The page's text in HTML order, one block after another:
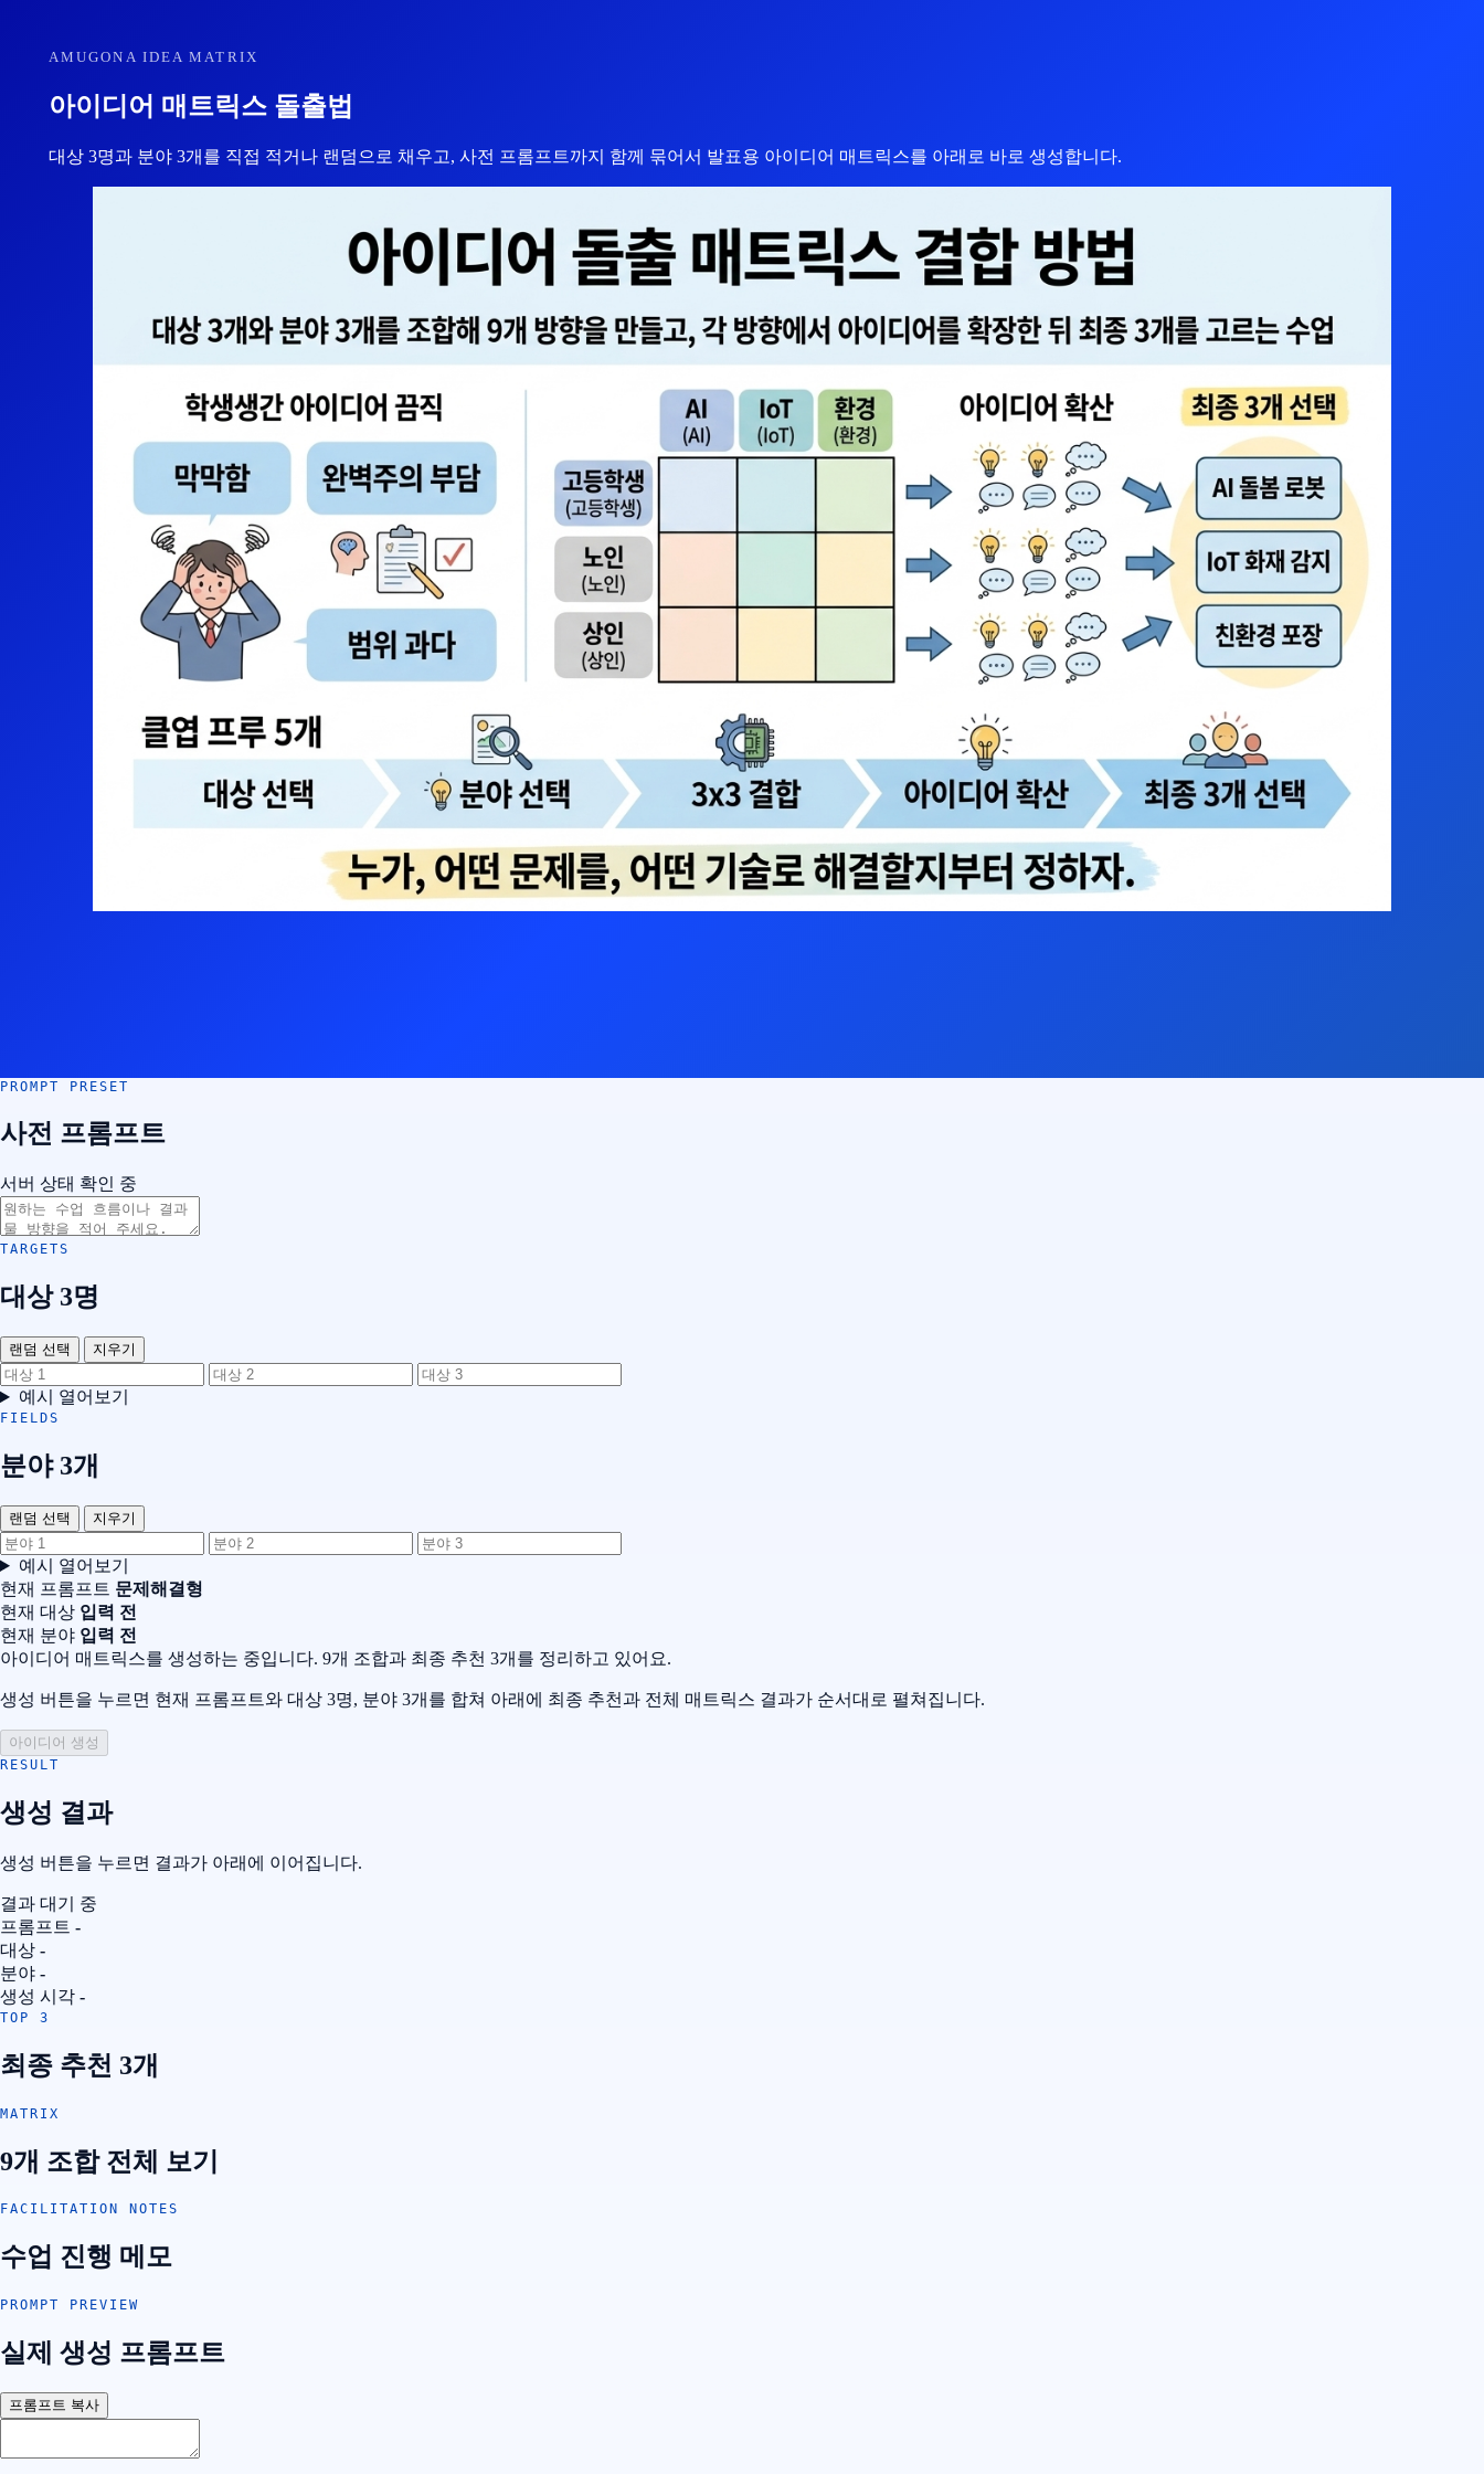
AMUGONA IDEA MATRIX
아이디어 매트릭스 돌출법
대상 3명과 분야 3개를 직접 적거나 랜덤으로 채우고, 사전 프롬프트까지 함께 묶어서 발표용 아이디어 매트릭스를 아래로 바로 생성합니다.
PROMPT PRESET
사전 프롬프트
서버 상태 확인 중
TARGETS
대상 3명
랜덤 선택 지우기
예시 열어보기
FIELDS
분야 3개
랜덤 선택 지우기
예시 열어보기
현재 프롬프트 문제해결형
현재 대상 입력 전
현재 분야 입력 전
아이디어 매트릭스를 생성하는 중입니다. 9개 조합과 최종 추천 3개를 정리하고 있어요.
생성 버튼을 누르면 현재 프롬프트와 대상 3명, 분야 3개를 합쳐 아래에 최종 추천과 전체 매트릭스 결과가 순서대로 펼쳐집니다.
아이디어 생성
RESULT
생성 결과
생성 버튼을 누르면 결과가 아래에 이어집니다.
결과 대기 중
프롬프트 -
대상 -
분야 -
생성 시각 -
TOP 3
최종 추천 3개
MATRIX
9개 조합 전체 보기
FACILITATION NOTES
수업 진행 메모
PROMPT PREVIEW
실제 생성 프롬프트
프롬프트 복사